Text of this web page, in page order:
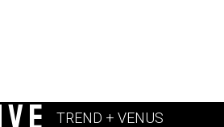
TREND + VENUS